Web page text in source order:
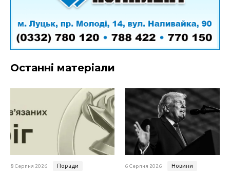
Останні матеріали
8 Серпня 2026 Поради 6 Серпня 2026 Новини